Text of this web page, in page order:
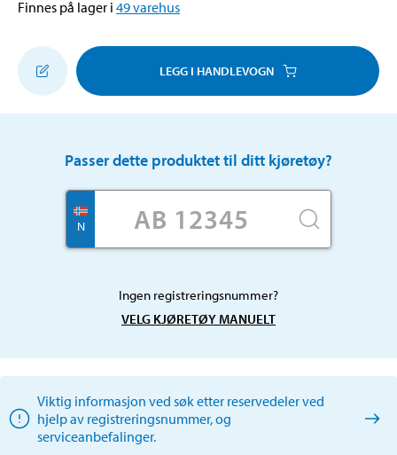
Finnes på lager i 49varehus
LEGG I HANDLEVOGN
Passer dette produktet til ditt kjøretøy?
N
Ingen registreringsnummer?
VELG KJØRETØY MANUELT
Viktig informasjon ved søk etter reservedeler ved
hjelp av registreringsnummer, og
serviceanbefalinger.